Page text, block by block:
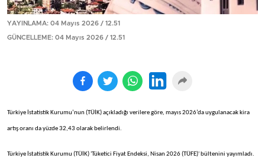
YAYINLAMA: 04 Mayıs 2026 / 12.51
GÜNCELLEME: 04 Mayıs 2026 / 12.51
Türkiye İstatistik Kurumu’nun (TÜİK) açıkladığı verilere göre, mayıs 2026’da uygulanacak kira
artış oranı da yüzde 32,43 olarak belirlendi.
Türkiye İstatistik Kurumu (TÜİK) 'Tüketici Fiyat Endeksi, Nisan 2026 (TÜFE)' bültenini yayımladı.